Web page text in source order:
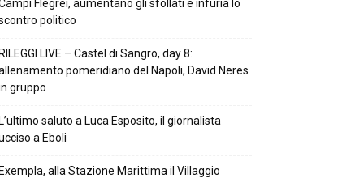
Flegrei, aumentano gli sfollati e infuria lo
politico
LIVE – Castel di Sangro, day 8:
pomeridiano del Napoli, David Neres
gruppo
saluto a Luca Esposito, il giornalista
a Eboli
alla Stazione Marittima il Villaggio